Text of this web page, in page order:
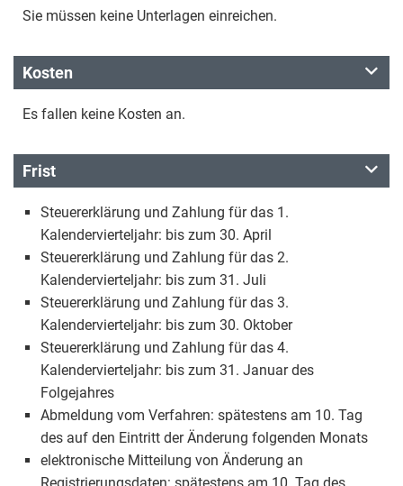
Sie müssen keine Unterlagen einreichen.
Kosten
Es fallen keine Kosten an.
Frist
Steuererklärung und Zahlung für das 1.
Kalendervierteljahr: bis zum 30. April
Steuererklärung und Zahlung für das 2.
Kalendervierteljahr: bis zum 31. Juli
Steuererklärung und Zahlung für das 3.
Kalendervierteljahr: bis zum 30. Oktober
Steuererklärung und Zahlung für das 4.
Kalendervierteljahr: bis zum 31. Januar des
Folgejahres
Abmeldung vom Verfahren: spätestens am 10. Tag
des auf den Eintritt der Änderung folgenden Monats
elektronische Mitteilung von Änderung an